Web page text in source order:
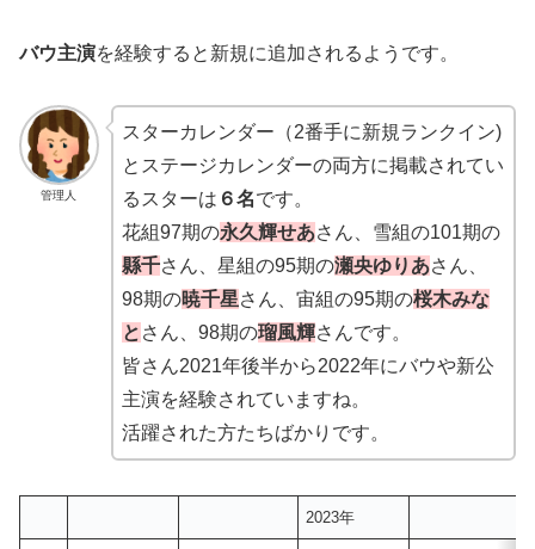
バウ主演を経験すると新規に追加されるようです。
管理人
スターカレンダー（2番手に新規ランクイン)
とステージカレンダーの両方に掲載されてい
るスターは ６名です。
花組97期の永久輝せあさん、雪組の101期の
縣千さん、星組の95期の瀬央ゆりあさん、
98期の暁千星さん、宙組の95期の桜木みな
と さん、98期の瑠風輝さんです。
皆さん2021年後半から2022年にバウや新公
主演を経験されていますね。
活躍された方たちばかりです。
2023年